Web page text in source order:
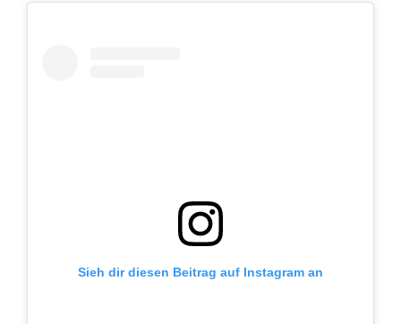
Sieh dir diesen Beitrag auf Instagram an